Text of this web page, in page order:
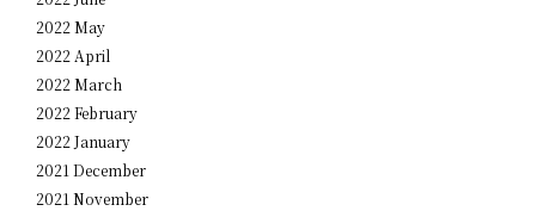
2022 May
2022 April
2022 March
2022 February
2022 January
2021 December
2021 November